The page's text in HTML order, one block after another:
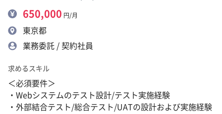
650,000 円/月
東京都
業務委託 / 契約社員
求めるスキル
＜必須要件＞
・Webシステムのテスト設計/テスト実施経験
・外部結合テスト/総合テスト/UATの設計および実施経験